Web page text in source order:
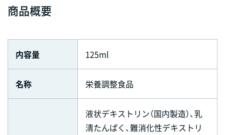
商品概要
内容量 125ml
名称 栄養調整食品
液状デキストリン（国内製造）、乳
清たんぱく、難消化性デキストリ